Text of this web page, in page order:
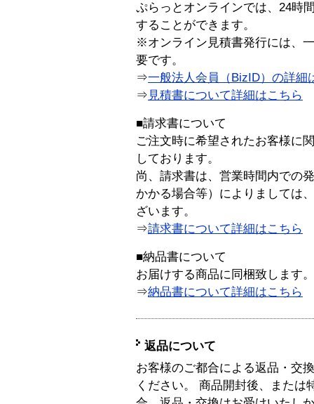
ぷらっとオンラインでは、24時
することができます。
※オンライン見積書発行には、
要です。
⇒一般法人会員（BizID）の詳細
⇒ 見積書について詳細はこちら
■請求書について
ご注文時に希望されたお客様に
しております。
尚、請求書は、営業時間内での
かかる場合等）によりましては
ざいます。
⇒請求書について詳細はこちら
■納品書について
お届けする商品に同梱致します。
⇒納品書について詳細はこちら
返品について
お客様のご都合による返品・交
ください。 商品開封後、または